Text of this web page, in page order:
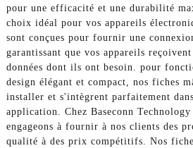
pour une efficacité et une durabilité
choix idéal pour vos appareils
sont conçues pour fournir une
garantissant que vos appareils
données dont ils ont besoin. pour
design élégant et compact, nos fiches
installer et s'intègrent parfaitement
application. Chez Baseconn
engageons à fournir à nos clients des
qualité à des prix compétitifs. Nos